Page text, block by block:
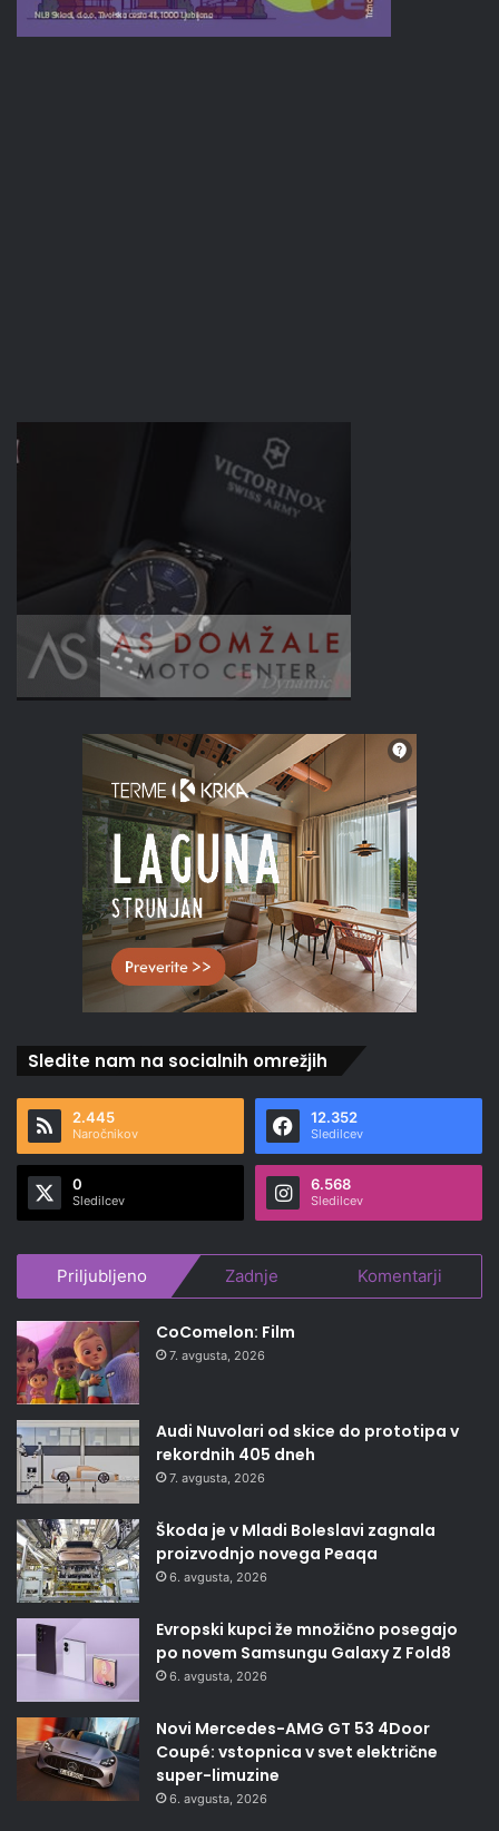
Sledite nam na socialnih omrežjih
2.445
Naročnikov
12.352
Sledilcev
0
Sledilcev
6.568
Sledilcev
Priljubljeno Zadnje Komentarji
CoComelon: Film
7. avgusta, 2026
Audi Nuvolari od skice do prototipa v
rekordnih 405 dneh
7. avgusta, 2026
Škoda je v Mladi Boleslavi zagnala
proizvodnjo novega Peaqa
6. avgusta, 2026
Evropski kupci že množično posegajo
po novem Samsungu Galaxy Z Fold8
6. avgusta, 2026
Novi Mercedes-AMG GT 53 4Door
Coupé: vstopnica v svet električne
super-limuzine
6. avgusta, 2026